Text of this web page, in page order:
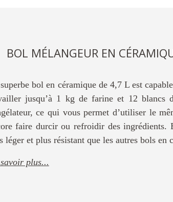
BOL MÉLANGEUR EN
bol en céramique de 4,7 L est
jusqu’à 1 kg de farine et 12 blancs
ce qui vous permet d’utiliser le
faire durcir ou refroidir des ingrédients.
léger et plus résistant que les autres bols en
plus...